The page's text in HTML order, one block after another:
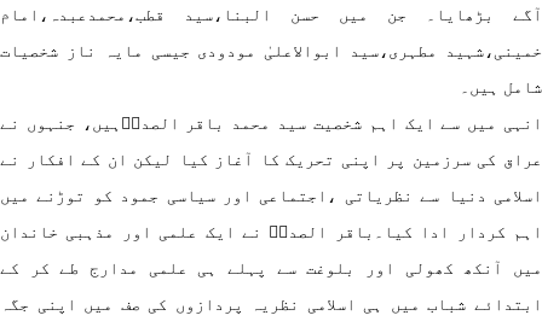
بڑھایا۔ جن میں حسن البنا،سید قطب،محمدعبدہ،امام
مطہری،سید ابوالاعلیٰ مودودی جیسی مایہ ناز شخصیات
ہیں۔
میں سے ایک اہم شخصیت سید محمد باقر الصدرؒہیں، جنہوں نے
کی سرزمین پر اپنی تحریک کا آغاز کیا لیکن ان کے افکار نے
دنیا سے نظریاتی ،اجتماعی اور سیاسی جمود کو توڑنے میں
کردار ادا کیا۔باقر الصدرؒ نے ایک علمی اور مذہبی خاندان
آنکھ کھولی اور بلوغت سے پہلے ہی علمی مدارج طے کر کے
شباب میں ہی اسلامی نظریہ پردازوں کی صف میں اپنی جگہ